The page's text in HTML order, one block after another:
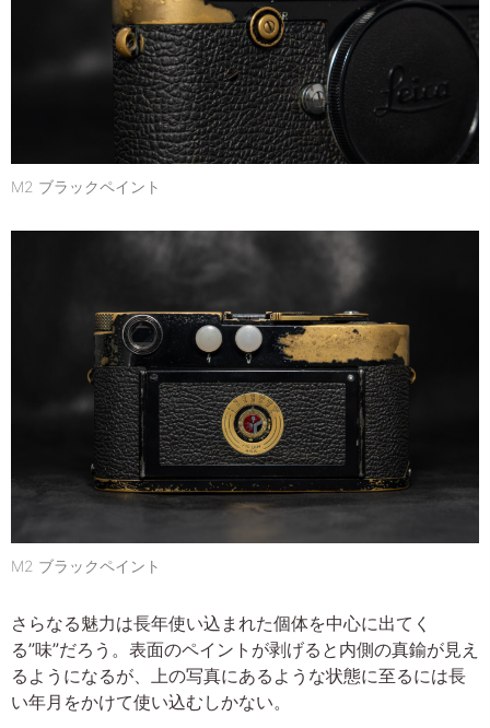
M2 ブラックペイント
M2 ブラックペイント
さらなる魅力は長年使い込まれた個体を中心に出てく
る”味”だろう。表面のペイントが剥げると内側の真鍮が見え
るようになるが、上の写真にあるような状態に至るには長
い年月をかけて使い込むしかない。